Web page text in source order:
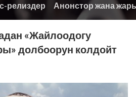
релиздер Анонстор жана
«Жайлоодогу
долбоорун колдойт